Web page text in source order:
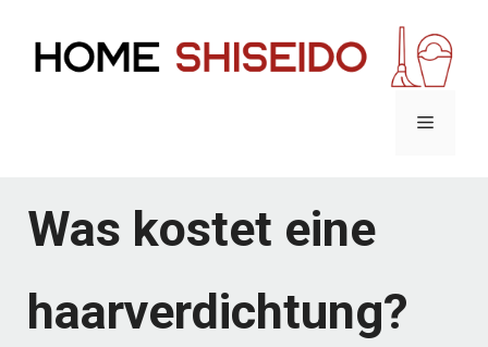
Inhalt
Menü
Was kostet eine
haarverdichtung?